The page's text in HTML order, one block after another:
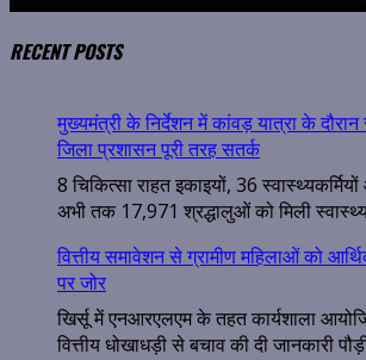
RECENT POSTS
मुख्यमंत्री के निर्देशन में कांवड़ यात्रा के
जिला प्रशासन पूरी तरह सतर्क
8 चिकित्सा राहत इकाइयों, 36
अभी तक 17,971 श्रद्धालुओं को मिली
वित्तीय समावेशन से ग्रामीण महिलाओं को
पर जोर
खिर्सू में एनआरएलएम के तहत कार्यशाला
वित्तीय धोखाधड़ी से बचाव की दी जानकारी